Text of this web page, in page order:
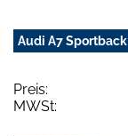
Audi A7
Preis:
MWSt: